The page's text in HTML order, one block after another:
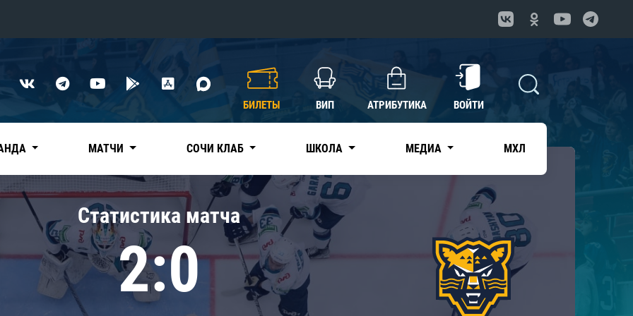
Нефтехимик
Дивизион Чернышева
Авангард
Адмирал
КХЛ
БИЛЕТЫ ВИП АТРИБУТИКА ВОЙТИ
МАТЧИ СОЧИ КЛАБ ШКОЛА МЕДИА МХЛ
Статистика матча
2:0